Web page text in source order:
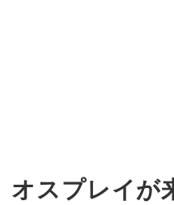
オスプレイが